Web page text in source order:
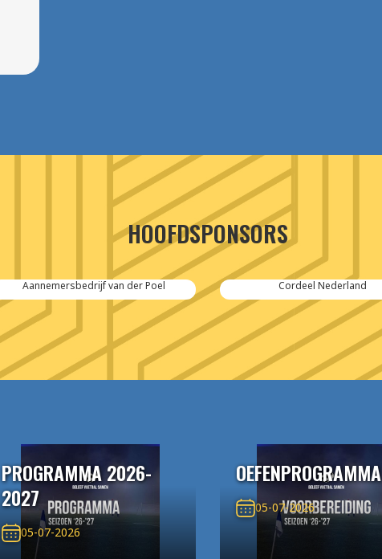
HOOFDSPONSORS
Aannemersbedrijf van der Poel Cordeel Nederland
PROGRAMMA 2026-
2027
05-07-2026
OEFENPROGRAMMA
05-07-2026